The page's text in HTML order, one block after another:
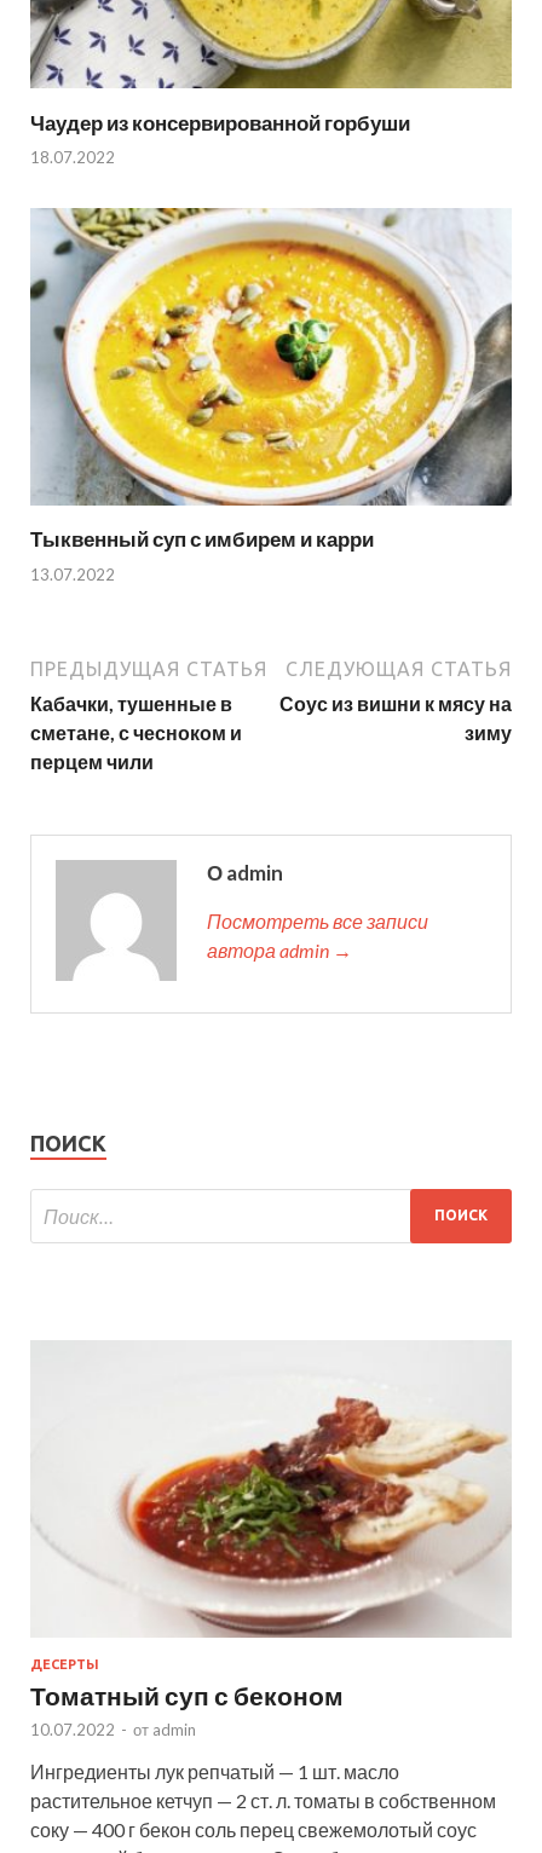
Чаудер из консервированной горбуши
18.07.2022
Тыквенный суп с имбирем и карри
13.07.2022
ПРЕДЫДУЩАЯ СТАТЬЯ
Кабачки, тушенные в
сметане, с чесноком и
перцем чили
СЛЕДУЮЩАЯ СТАТЬЯ
Соус из вишни к мясу на
зиму
О admin
Посмотреть все записи
автора admin →
ПОИСК
ДЕСЕРТЫ
Томатный суп с беконом
10.07.2022 - от admin
Ингредиенты лук репчатый — 1 шт. масло
растительное кетчуп — 2 ст. л. томаты в собственном
соку — 400 г бекон соль перец свежемолотый соус